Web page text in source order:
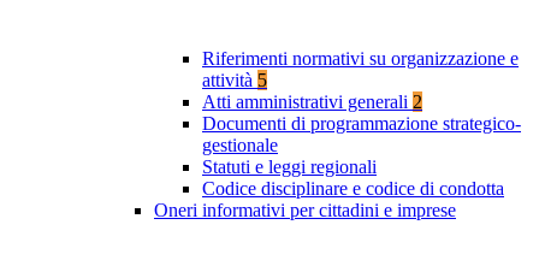
Riferimenti normativi su organizzazione e
attività 5
Atti amministrativi generali 2
Documenti di programmazione strategico-
gestionale
Statuti e leggi regionali
Codice disciplinare e codice di condotta
Oneri informativi per cittadini e imprese